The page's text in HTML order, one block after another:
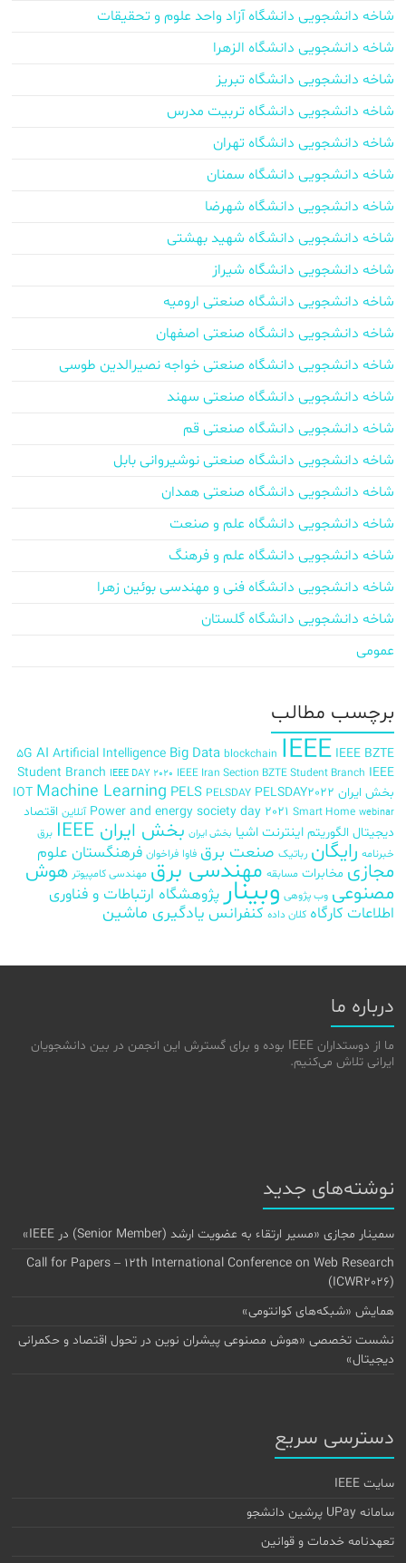
شاخه دانشجویی دانشگاه آزاد واحد علوم و تحقیقات
شاخه دانشجویی دانشگاه الزهرا
شاخه دانشجویی دانشگاه تبریز
شاخه دانشجویی دانشگاه تربیت مدرس
شاخه دانشجویی دانشگاه تهران
شاخه دانشجویی دانشگاه سمنان
شاخه دانشجویی دانشگاه شهرضا
شاخه دانشجویی دانشگاه شهید بهشتی
شاخه دانشجویی دانشگاه شیراز
شاخه دانشجویی دانشگاه صنعتی ارومیه
شاخه دانشجویی دانشگاه صنعتی اصفهان
شاخه دانشجویی دانشگاه صنعتی خواجه نصیرالدین طوسی
شاخه دانشجویی دانشگاه صنعتی سهند
شاخه دانشجویی دانشگاه صنعتی قم
شاخه دانشجویی دانشگاه صنعتی نوشیروانی بابل
شاخه دانشجویی دانشگاه صنعتی همدان
شاخه دانشجویی دانشگاه علم و صنعت
شاخه دانشجویی دانشگاه علم و فرهنگ
شاخه دانشجویی دانشگاه فنی و مهندسی بوئین زهرا
شاخه دانشجویی دانشگاه گلستان
عمومی
برچسب‌ مطالب
5G AI Artificial Intelligence Big Data blockchain IEEE IEEE BZTE
Student Branch IEEE DAY 2020 IEEE Iran Section BZTE Student Branch IEEE
بخش ایران
IOT Machine Learning PELS PELSDAY PELSDAY2022
Power and energy society day 2021 Smart Home webinar آنلاین اقتصاد
دیجیتال الگوریتم اینترنت اشیا بخش ایران بخش ایران IEEE
برق
خبرنامه رایگان رباتیک صنعت برق فاوا فراخوان فرهنگستان علوم
مجازی مخابرات مسابقه مهندسی برق مهندسی کامپیوتر هوش
مصنوعی وب پژوهی وبینارپژوهشگاه ارتباطات و فناوری
اطلاعات کارگاه کلان داده کنفرانس یادگیری ماشین
درباره ما
ما از دوستداران IEEE بوده و برای گسترش این انجمن در بین دانشجویان
ایرانی تلاش می‌کنیم.
نوشته‌های جدید
سمینار مجازی «مسیر ارتقاء به عضویت ارشد (Senior Member) در IEEE»
Call for Papers – 12th International Conference on Web Research
(ICWR2026)
همایش «شبکه‌های کوانتومی»
نشست تخصصی «هوش مصنوعی پیشران نوین در تحول اقتصاد و حکمرانی
دیجیتال»
دسترسی سریع
سایت IEEE
سامانه UPay پرشین دانشجو
تعهدنامه خدمات و قوانین